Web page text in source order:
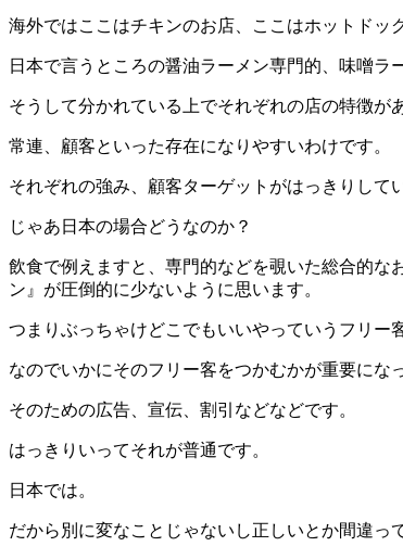
海外ではここはチキンのお店、ここはホットドッ
日本で言うところの醤油ラーメン専門的、味噌ラ
そうして分かれている上でそれぞれの店の特徴が
常連、顧客といった存在になりやすいわけです。
それぞれの強み、顧客ターゲットがはっきりして
じゃあ日本の場合どうなのか？
飲食で例えますと、専門的などを覗いた総合的な
ン』が圧倒的に少ないように思います。
つまりぶっちゃけどこでもいいやっていうフリー
なのでいかにそのフリー客をつかむかが重要にな
そのための広告、宣伝、割引などなどです。
はっきりいってそれが普通です。
日本では。
だから別に変なことじゃないし正しいとか間違っ